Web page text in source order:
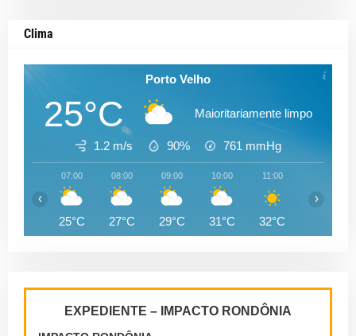
Clima
Porto Velho
25°C Maioritariamente limpo
1.2 m/s 90% 761 mmHg
07:00
25°C
08:00
27°C
09:00
29°C
10:00
31°C
11:00
32°C
‹ ›
EXPEDIENTE – IMPACTO RONDÔNIA